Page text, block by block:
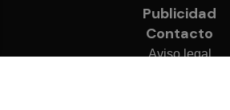
Publicidad
Contacto
Aviso legal